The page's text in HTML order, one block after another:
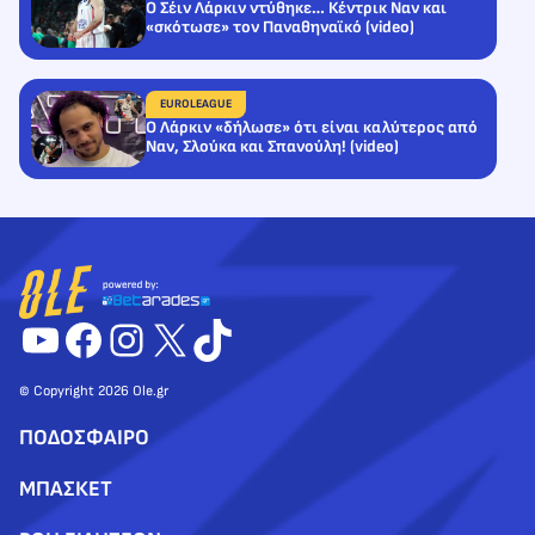
Ο Σέιν Λάρκιν ντύθηκε… Κέντρικ Ναν και
«σκότωσε» τον Παναθηναϊκό (video)
EUROLEAGUE
Ο Λάρκιν «δήλωσε» ότι είναι καλύτερος από
Ναν, Σλούκα και Σπανούλη! (video)
YouTube
Facebook
Instagram
X TikTok
© Copyright 2026 Ole.gr
ΠΟΔΟΣΦΑΙΡΟ
ΜΠΑΣΚΕΤ